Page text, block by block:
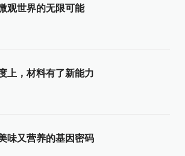
观世界的无限可能
上，材料有了新能力
味又营养的基因密码